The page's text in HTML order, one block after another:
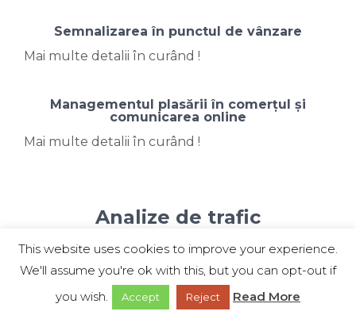
Semnalizarea în punctul de vânzare
Mai multe detalii în curând !
Managementul plasării în comerțul și
comunicarea online
Mai multe detalii în curând !
Analize de trafic
Analiza traficului, a obiceiurilor de navigare, a
ratelor de renunțare, a timpilor de încărcare a
paginilor web sunt de fapt, cu toatele, analize
de plasament, traduse în lumea virtuală.
This website uses cookies to improve your experience.
We'll assume you're ok with this, but you can opt-out if
you wish.
Accept Reject Read More